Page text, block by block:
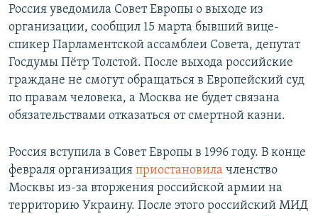
Все сайты РСЕ/РС
Россия уведомила Совет Европы о выходе из
организации, сообщил 15 марта бывший вице-
спикер Парламентской ассамблеи Совета, депутат
Госдумы Пётр Толстой. После выхода российские
граждане не смогут обращаться в Европейский суд
по правам человека, а Москва не будет связана
обязательствами отказаться от смертной казни.
Россия вступила в Совет Европы в 1996 году. В конце
февраля организация приостановила членство
Москвы из-за вторжения российской армии на
территорию Украину. После этого российский МИД